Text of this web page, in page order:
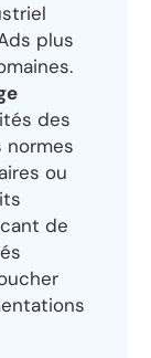
plus
des
normes
ou
de